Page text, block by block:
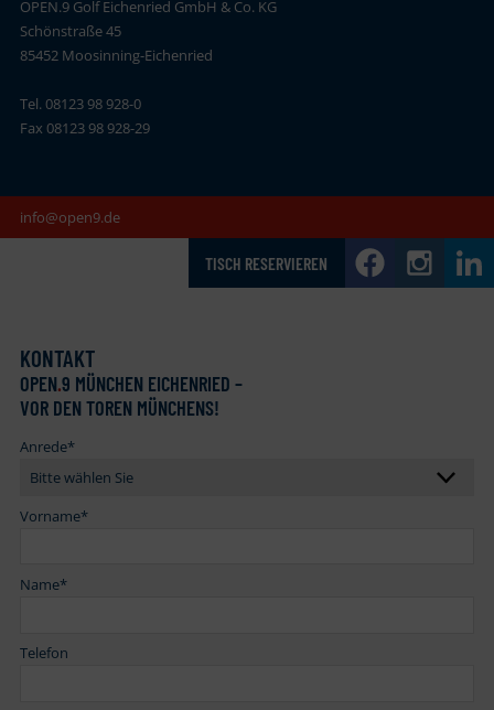
OPEN.9 Golf Eichenried GmbH & Co. KG
Schönstraße 45
85452 Moosinning-Eichenried
Tel. 08123 98 928-0
Fax 08123 98 928-29
info@open9.de
TISCH RESERVIEREN
KONTAKT
OPEN.9 MÜNCHEN EICHENRIED –
VOR DEN TOREN MÜNCHENS!
Anrede*
Vorname*
Name*
Telefon